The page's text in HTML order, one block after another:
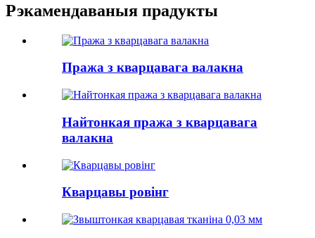
Рэкамендаваныя прадукты
Пража з кварцавага валакна
Найтонкая пража з кварцавага
валакна
Кварцавы ровінг